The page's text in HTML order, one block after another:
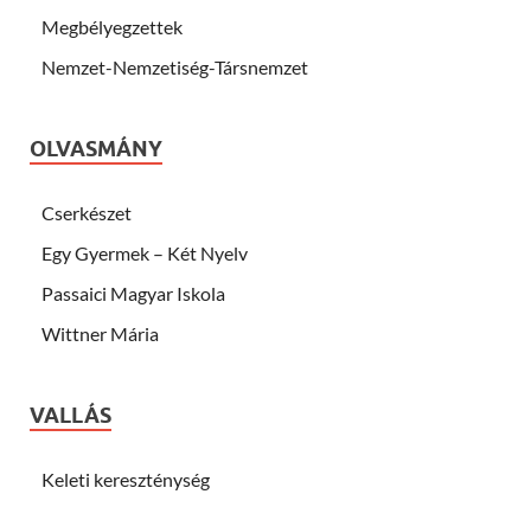
Megbélyegzettek
Nemzet-Nemzetiség-Társnemzet
OLVASMÁNY
Cserkészet
Egy Gyermek – Két Nyelv
Passaici Magyar Iskola
Wittner Mária
VALLÁS
Keleti kereszténység